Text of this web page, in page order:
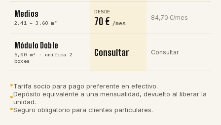
Medios
2,41 – 3,60 m²
DESDE
70 € /mes
84,70 €/mes
Módulo Doble
5,00 m² · unifica 2
boxes
Consultar Consultar
Tarifa socio para pago preferente en efectivo.
Depósito equivalente a una mensualidad, devuelto al liberar la
unidad.
Seguro obligatorio para clientes particulares.